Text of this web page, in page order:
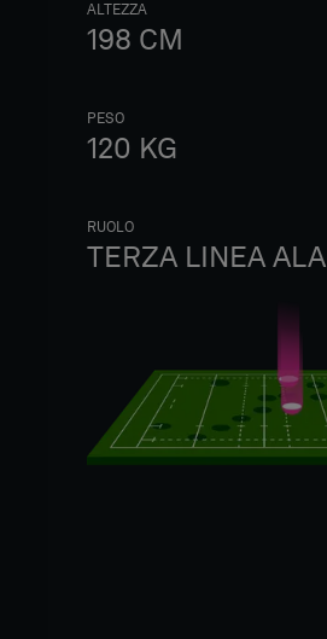
ALTEZZA
198 CM
PESO
120 KG
RUOLO
TERZA LINEA ALA